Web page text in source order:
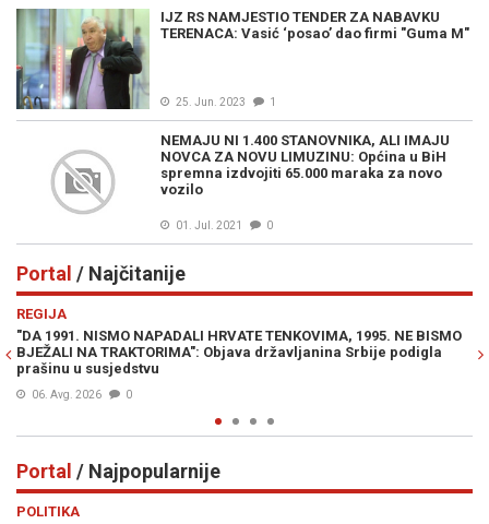
IJZ RS NAMJESTIO TENDER ZA NABAVKU
TERENACA: Vasić ‘posao’ dao firmi "Guma M"
25. Jun. 2023 1
NEMAJU NI 1.400 STANOVNIKA, ALI IMAJU
NOVCA ZA NOVU LIMUZINU: Općina u BiH
spremna izdvojiti 65.000 maraka za novo
vozilo
01. Jul. 2021 0
Portal / Najčitanije
REGIJA
"DA 1991. NISMO NAPADALI HRVATE TENKOVIMA, 1995. NE BISMO
BJEŽALI NA TRAKTORIMA": Objava državljanina Srbije podigla
prašinu u susjedstvu
06. Avg. 2026 0
Portal / Najpopularnije
POLITIKA